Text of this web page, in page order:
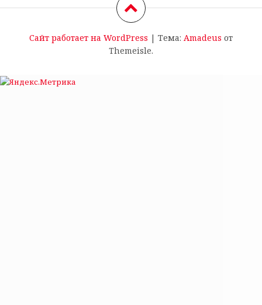
Сайт работает на WordPress | Тема: Amadeus от
Themeisle.